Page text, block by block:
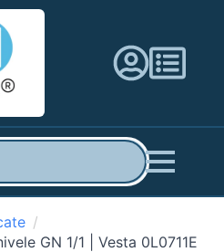
GN 1/1 | Vesta 0L0711E